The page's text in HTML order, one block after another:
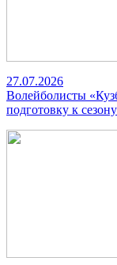
27.07.2026
Волейболисты
подготовку к